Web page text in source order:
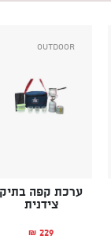
Outdoor
ערכת קפה בתיק
צידנית
₪ 229